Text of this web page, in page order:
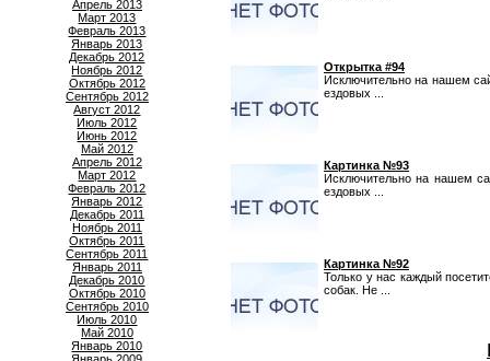
Апрель 2013
Март 2013
Февраль 2013
Январь 2013
Декабрь 2012
Ноябрь 2012
Октябрь 2012
Сентябрь 2012
Август 2012
Июль 2012
Июнь 2012
Май 2012
Апрель 2012
Март 2012
Февраль 2012
Январь 2012
Декабрь 2011
Ноябрь 2011
Октябрь 2011
Сентябрь 2011
Январь 2011
Декабрь 2010
Октябрь 2010
Сентябрь 2010
Июль 2010
Май 2010
Январь 2010
Открытка #94
Исключительно на нашем
ездовых ...
Картинка №93
Исключительно на нашем
ездовых ...
Картинка №92
Только у нас каждый
собак. Не ...